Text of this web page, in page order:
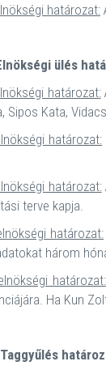
határozat:
ülés
határozat:
Sipos Kata,
határozat:
határozat:
terve kapja.
határozat:
három
határozat:
Ha Kun